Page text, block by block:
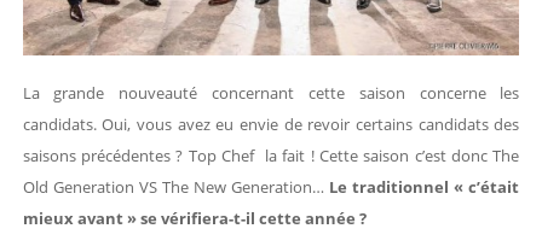
La grande nouveauté concernant cette saison concerne les
candidats. Oui, vous avez eu envie de revoir certains candidats des
saisons précédentes ? Top Chef la fait ! Cette saison c’est donc The
Old Generation VS The New Generation… Le traditionnel « c’était
mieux avant » se vérifiera-t-il cette année ?